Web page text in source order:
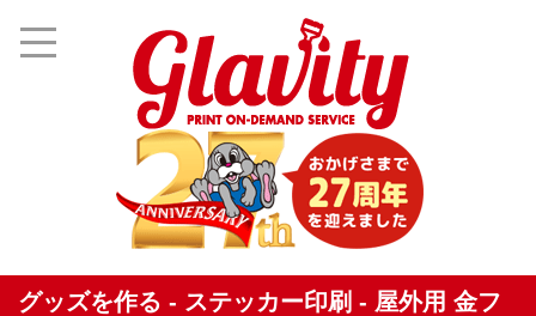
グッズを作る - ステッカー印刷 - 屋外用 金フ